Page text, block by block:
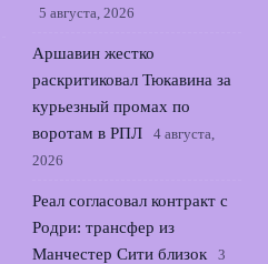
5 августа, 2026
Аршавин жестко
раскритиковал Тюкавина за
курьезный промах по
воротам в РПЛ
4 августа,
2026
Реал согласовал контракт с
Родри: трансфер из
Манчестер Сити близок
3